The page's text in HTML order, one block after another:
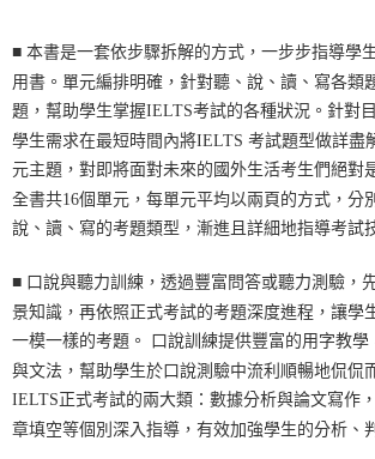
■ 本書是一套依步驟拆解的方式，一步步指導學
用書。單元編排明確，針對聽、說、讀、寫各類
題，幫助學生掌握IELTS考試的各種狀況。針對
學生需求在最短時間內將IELTS 考試題型做詳盡
元主題，對即將面對未來的國外生活考生們絕對
全書共16個單元，每單元平均以兩頁的方式，分
說、讀、寫的考題類型，漸進且詳細地指導考試
■ 口說與聽力訓練，透過豐富問答或聽力測驗，
景知識，再依照正式考試的考題深度進程，讓學
一模一樣的考題。 口說訓練提供豐富的用字教學
與文法，幫助學生於口說測驗中流利順暢地侃侃
IELTS正式考試的兩大類：數據分析與論文寫作
章填空等個別深入指導，有效加強學生的分析、